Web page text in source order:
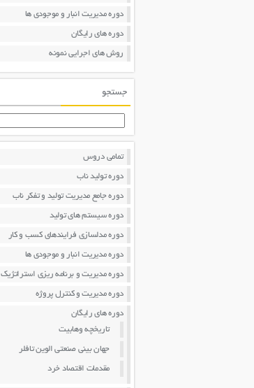
دوره مدیریت انبار و موجودی ها
دوره های رایگان
روش های اجرایی نمونه
جستجو
جستجو
تمامی دروس
دوره تولید ناب
دوره جامع مدیریت تولید و تفکر ناب
دوره سیستم های تولید
دوره مدلسازی فرایندهای کسب و کار
دوره مدیریت انبار و موجودی ها
دوره مدیریت و برنامه ریزی استراتژیک
دوره مدیریت و کنترل پروژه
دوره های رایگان
تاریخچه وهابیت
جهان بینی صنعتی الوین تافلر
مقدمات اقتصاد خرد